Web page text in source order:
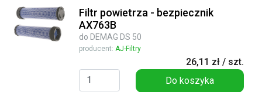
Filtr powietrza - bezpiecznik
AX763B
do DEMAG DS 50
producent: AJ-Filtry
26,11 zł / szt.
Do koszyka